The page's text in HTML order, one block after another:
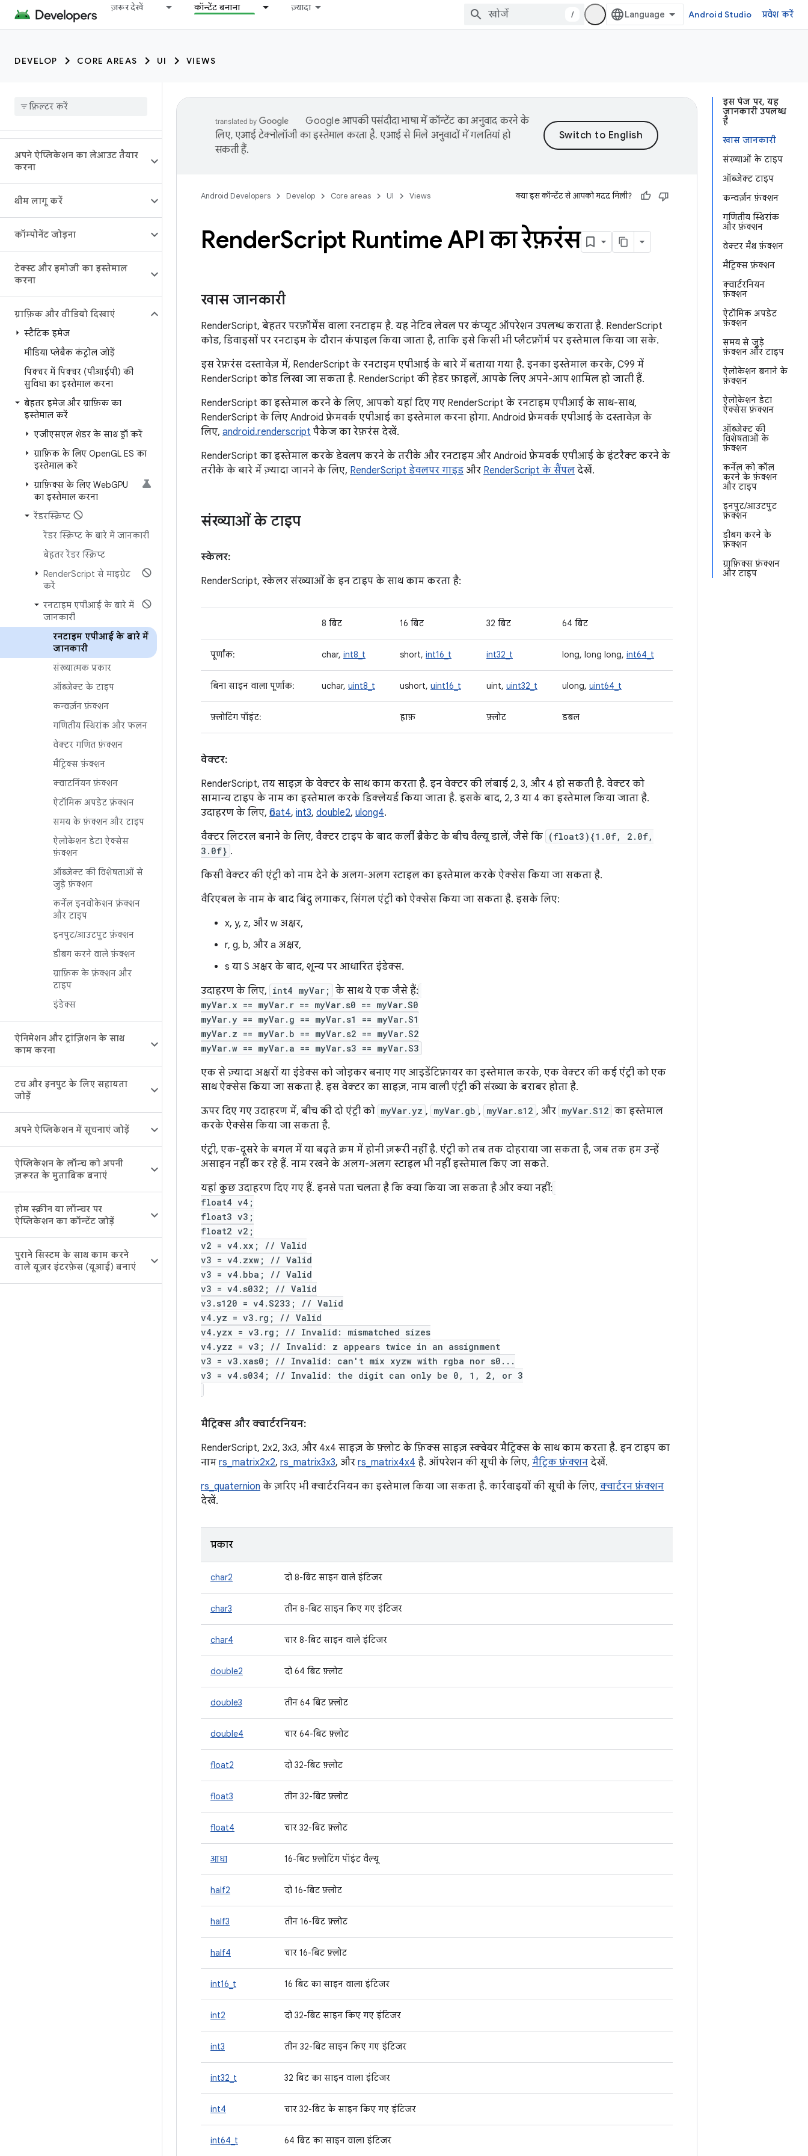
ज़रूर देखें कॉन्टेंट बनाना ज़्यादा
/ Android Studio प्रवेश करें
DEVELOP CORE AREAS UI VIEWS
अपने ऐप्लिकेशन का लेआउट तैयार
करना
थीम लागू करें
कॉम्पोनेंट जोड़ना
टेक्स्ट और इमोजी का इस्तेमाल
करना
ग्राफ़िक और वीडियो दिखाएं
स्टैटिक इमेज
मीडिया प्लेबैक कंट्रोल जोड़ें
पिक्चर में पिक्चर (पीआईपी) की
सुविधा का इस्तेमाल करना
बेहतर इमेज और ग्राफ़िक का
इस्तेमाल करें
एजीएसएल शेडर के साथ ड्रॉ करें
ग्राफ़िक के लिए OpenGL ES का
इस्तेमाल करें
ग्राफ़िक्स के लिए WebGPU
का इस्तेमाल करना
रेंडरस्क्रिप्ट
रेंडर स्क्रिप्ट के बारे में जानकारी
बेहतर रेंडर स्क्रिप्ट
RenderScript से माइग्रेट
करें
रनटाइम एपीआई के बारे में
जानकारी
रनटाइम एपीआई के बारे में
जानकारी
संख्यात्मक प्रकार
ऑब्जेक्ट के टाइप
कन्वर्ज़न फ़ंक्शन
गणितीय स्थिरांक और फलन
वेक्टर गणित फ़ंक्शन
मैट्रिक्स फ़ंक्शन
क्वाटर्नियन फ़ंक्शन
ऐटॉमिक अपडेट फ़ंक्शन
समय के फ़ंक्शन और टाइप
ऐलोकेशन डेटा ऐक्सेस
फ़ंक्शन
ऑब्जेक्ट की विशेषताओं से
जुड़े फ़ंक्शन
कर्नेल इनवोकेशन फ़ंक्शन
और टाइप
इनपुट/आउटपुट फ़ंक्शन
डीबग करने वाले फ़ंक्शन
ग्राफ़िक के फ़ंक्शन और
टाइप
इंडेक्स
ऐनिमेशन और ट्रांज़िशन के साथ
काम करना
टच और इनपुट के लिए सहायता
जोड़ें
अपने ऐप्लिकेशन में सूचनाएं जोड़ें
ऐप्लिकेशन के लॉन्च को अपनी
ज़रूरत के मुताबिक बनाएं
होम स्क्रीन या लॉन्चर पर
ऐप्लिकेशन का कॉन्टेंट जोड़ें
पुराने सिस्टम के साथ काम करने
वाले यूज़र इंटरफ़ेस (यूआई) बनाएं
इस पेज पर, यह
जानकारी उपलब्ध
है
खास जानकारी
संख्याओं के टाइप
ऑब्जेक्ट टाइप
कन्वर्ज़न फ़ंक्शन
गणितीय स्थिरांक
और फ़ंक्शन
वेक्टर मैथ फ़ंक्शन
मैट्रिक्स फ़ंक्शन
क्वार्टरनियन
फ़ंक्शन
ऐटॉमिक अपडेट
फ़ंक्शन
समय से जुड़े
फ़ंक्शन और टाइप
ऐलोकेशन बनाने के
फ़ंक्शन
ऐलोकेशन डेटा
ऐक्सेस फ़ंक्शन
ऑब्जेक्ट की
विशेषताओं के
फ़ंक्शन
कर्नेल को कॉल
करने के फ़ंक्शन
और टाइप
इनपुट/आउटपुट
फ़ंक्शन
डीबग करने के
फ़ंक्शन
ग्राफ़िक्स फ़ंक्शन
और टाइप
Google आपकी पसंदीदा भाषा में कॉन्टेंट का अनुवाद करने के
लिए, एआई टेक्नोलॉजी का इस्तेमाल करता है. एआई से मिले अनुवादों में गलतियां हो
सकती हैं.
Android Developers Develop Core areas UI Views क्या इस कॉन्टेंट से आपको मदद मिली?
RenderScript Runtime API का रेफ़रंस
खास जानकारी
RenderScript, बेहतर परफ़ॉर्मेंस वाला रनटाइम है. यह नेटिव लेवल पर कंप्यूट ऑपरेशन उपलब्ध कराता है. RenderScript
कोड, डिवाइसों पर रनटाइम के दौरान कंपाइल किया जाता है, ताकि इसे किसी भी प्लैटफ़ॉर्म पर इस्तेमाल किया जा सके.
इस रेफ़रंस दस्तावेज़ में, RenderScript के रनटाइम एपीआई के बारे में बताया गया है. इनका इस्तेमाल करके, C99 में
RenderScript कोड लिखा जा सकता है. RenderScript की हेडर फ़ाइलें, आपके लिए अपने-आप शामिल हो जाती हैं.
RenderScript का इस्तेमाल करने के लिए, आपको यहां दिए गए RenderScript के रनटाइम एपीआई के साथ-साथ,
RenderScript के लिए Android फ़्रेमवर्क एपीआई का इस्तेमाल करना होगा. Android फ़्रेमवर्क एपीआई के दस्तावेज़ के
लिए, android.renderscript पैकेज का रेफ़रंस देखें.
RenderScript का इस्तेमाल करके डेवलप करने के तरीके और रनटाइम और Android फ़्रेमवर्क एपीआई के इंटरैक्ट करने के
तरीके के बारे में ज़्यादा जानने के लिए, RenderScript डेवलपर गाइड और RenderScript के सैंपल देखें.
संख्याओं के टाइप
स्केलर:
RenderScript, स्केलर संख्याओं के इन टाइप के साथ काम करता है:
8 बिट 16 बिट 32 बिट 64 बिट
पूर्णांक: char, int8_t short, int16_t int32_t long, long long, int64_t
बिना साइन वाला पूर्णांक: uchar, uint8_t ushort, uint16_t uint, uint32_t ulong, uint64_t
फ़्लोटिंग पॉइंट: हाफ़ फ़्लोट डबल
वेक्टर:
RenderScript, तय साइज़ के वेक्टर के साथ काम करता है. इन वेक्टर की लंबाई 2, 3, और 4 हो सकती है. वेक्टर को
सामान्य टाइप के नाम का इस्तेमाल करके डिक्लेयर्ड किया जाता है. इसके बाद, 2, 3 या 4 का इस्तेमाल किया जाता है.
उदाहरण के लिए, float4, int3, double2, ulong4.
वैक्टर लिटरल बनाने के लिए, वैक्टर टाइप के बाद कर्ली ब्रैकेट के बीच वैल्यू डालें, जैसे कि (float3){1.0f, 2.0f,
3.0f} .
किसी वेक्टर की एंट्री को नाम देने के अलग-अलग स्टाइल का इस्तेमाल करके ऐक्सेस किया जा सकता है.
वैरिएबल के नाम के बाद बिंदु लगाकर, सिंगल एंट्री को ऐक्सेस किया जा सकता है. इसके लिए:
x, y, z, और w अक्षर,
r, g, b, और a अक्षर,
s या S अक्षर के बाद, शून्य पर आधारित इंडेक्स.
उदाहरण के लिए, int4 myVar; के साथ ये एक जैसे हैं:
myVar.x == myVar.r == myVar.s0 == myVar.S0
myVar.y == myVar.g == myVar.s1 == myVar.S1
myVar.z == myVar.b == myVar.s2 == myVar.S2
myVar.w == myVar.a == myVar.s3 == myVar.S3
एक से ज़्यादा अक्षरों या इंडेक्स को जोड़कर बनाए गए आइडेंटिफ़ायर का इस्तेमाल करके, एक वेक्टर की कई एंट्री को एक
साथ ऐक्सेस किया जा सकता है. इस वेक्टर का साइज़, नाम वाली एंट्री की संख्या के बराबर होता है.
ऊपर दिए गए उदाहरण में, बीच की दो एंट्री को myVar.yz , myVar.gb , myVar.s12 , और myVar.S12 का इस्तेमाल
करके ऐक्सेस किया जा सकता है.
एंट्री, एक-दूसरे के बगल में या बढ़ते क्रम में होनी ज़रूरी नहीं है. एंट्री को तब तक दोहराया जा सकता है, जब तक हम उन्हें
असाइन नहीं कर रहे हैं. नाम रखने के अलग-अलग स्टाइल भी नहीं इस्तेमाल किए जा सकते.
यहां कुछ उदाहरण दिए गए हैं. इनसे पता चलता है कि क्या किया जा सकता है और क्या नहीं:
float4 v4;
float3 v3;
float2 v2;
v2 = v4.xx; // Valid
v3 = v4.zxw; // Valid
v3 = v4.bba; // Valid
v3 = v4.s032; // Valid
v3.s120 = v4.S233; // Valid
v4.yz = v3.rg; // Valid
v4.yzx = v3.rg; // Invalid: mismatched sizes
v4.yzz = v3; // Invalid: z appears twice in an assignment
v3 = v3.xas0; // Invalid: can't mix xyzw with rgba nor s0...
v3 = v4.s034; // Invalid: the digit can only be 0, 1, 2, or 3
मैट्रिक्स और क्वार्टरनियन:
RenderScript, 2x2, 3x3, और 4x4 साइज़ के फ़्लोट के फ़िक्स साइज़ स्क्वेयर मैट्रिक्स के साथ काम करता है. इन टाइप का
नाम rs_matrix2x2, rs_matrix3x3, और rs_matrix4x4 है. ऑपरेशन की सूची के लिए, मैट्रिक फ़ंक्शन देखें.
rs_quaternion के ज़रिए भी क्वार्टरनियन का इस्तेमाल किया जा सकता है. कार्रवाइयों की सूची के लिए, क्वार्टरन फ़ंक्शन
देखें.
प्रकार
char2 दो 8-बिट साइन वाले इंटिजर
char3 तीन 8-बिट साइन किए गए इंटिजर
char4 चार 8-बिट साइन वाले इंटिजर
double2 दो 64 बिट फ़्लोट
double3 तीन 64 बिट फ़्लोट
double4 चार 64-बिट फ़्लोट
float2 दो 32-बिट फ़्लोट
float3 तीन 32-बिट फ़्लोट
float4 चार 32-बिट फ़्लोट
आधा 16-बिट फ़्लोटिंग पॉइंट वैल्यू
half2 दो 16-बिट फ़्लोट
half3 तीन 16-बिट फ़्लोट
half4 चार 16-बिट फ़्लोट
int16_t 16 बिट का साइन वाला इंटिजर
int2 दो 32-बिट साइन किए गए इंटिजर
int3 तीन 32-बिट साइन किए गए इंटिजर
int32_t 32 बिट का साइन वाला इंटिजर
int4 चार 32-बिट के साइन किए गए इंटिजर
int64_t 64 बिट का साइन वाला इंटिजर